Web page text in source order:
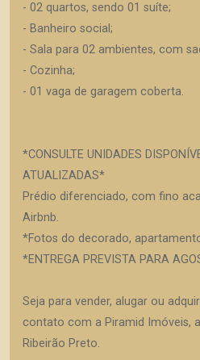
- 02 quartos, sendo 01 suíte;
- Banheiro social;
- Sala para 02 ambientes, com
- Cozinha;
- 01 vaga de garagem coberta.
*CONSULTE UNIDADES
ATUALIZADAS*
Prédio diferenciado, com fino
Airbnb.
*Fotos do decorado,
*ENTREGA PREVISTA PARA
Seja para vender, alugar ou
contato com a Piramid Imóveis,
Ribeirão Preto.